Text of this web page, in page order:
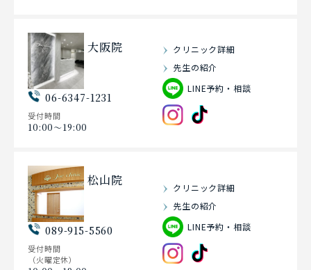
大阪院
06-6347-1231
受付時間
10:00〜19:00
クリニック詳細
先生の紹介
LINE予約・相談
松山院
089-915-5560
受付時間
（火曜定休）
クリニック詳細
先生の紹介
LINE予約・相談